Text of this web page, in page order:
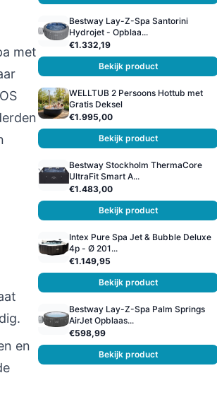
met
en
Bestway Lay-Z-Spa Santorini
Hydrojet - Opblaa...
€1.332,19
Bekijk product
WELLTUB 2 Persoons Hottub met
Gratis Deksel
€1.995,00
Bekijk product
Bestway Stockholm ThermaCore
UltraFit Smart A...
€1.483,00
Bekijk product
Intex Pure Spa Jet & Bubble Deluxe
4p - Ø 201...
€1.149,95
Bekijk product
Bestway Lay-Z-Spa Palm Springs
AirJet Opblaas...
€598,99
Bekijk product